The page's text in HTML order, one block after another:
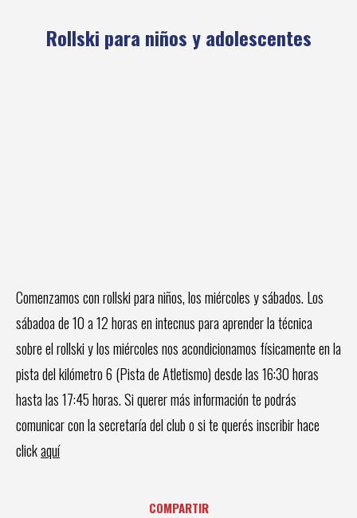
Rollski para niños y adolescentes
Comenzamos con rollski para niños, los miércoles y sábados. Los
sábadoa de 10 a 12 horas en intecnus para aprender la técnica
sobre el rollski y los miércoles nos acondicionamos físicamente en la
pista del kilómetro 6 (Pista de Atletismo) desde las 16:30 horas
hasta las 17:45 horas. Si querer más información te podrás
comunicar con la secretaría del club o si te querés inscribir hace
clickaquí
COMPARTIR